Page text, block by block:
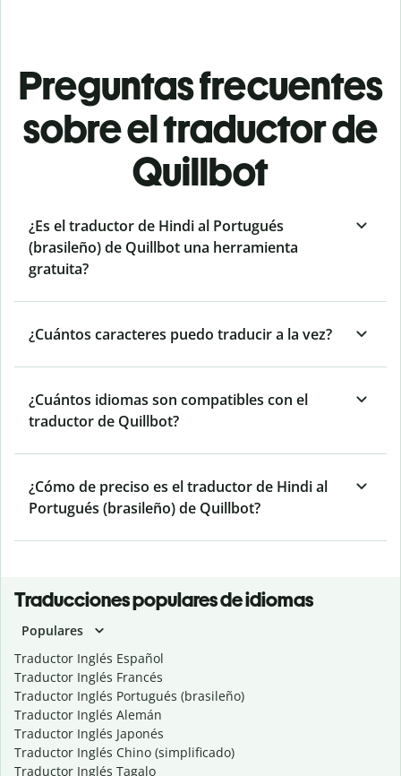
Preguntas frecuentes
sobre el traductor de
Quillbot
¿Es el traductor de Hindi al Portugués
(brasileño) de Quillbot una herramienta
gratuita?
¿Cuántos caracteres puedo traducir a la vez?
¿Cuántos idiomas son compatibles con el
traductor de Quillbot?
¿Cómo de preciso es el traductor de Hindi al
Portugués (brasileño) de Quillbot?
Traducciones populares de idiomas
Populares
Traductor Inglés Español
Traductor Inglés Francés
Traductor Inglés Portugués (brasileño)
Traductor Inglés Alemán
Traductor Inglés Japonés
Traductor Inglés Chino (simplificado)
Traductor Inglés Tagalo